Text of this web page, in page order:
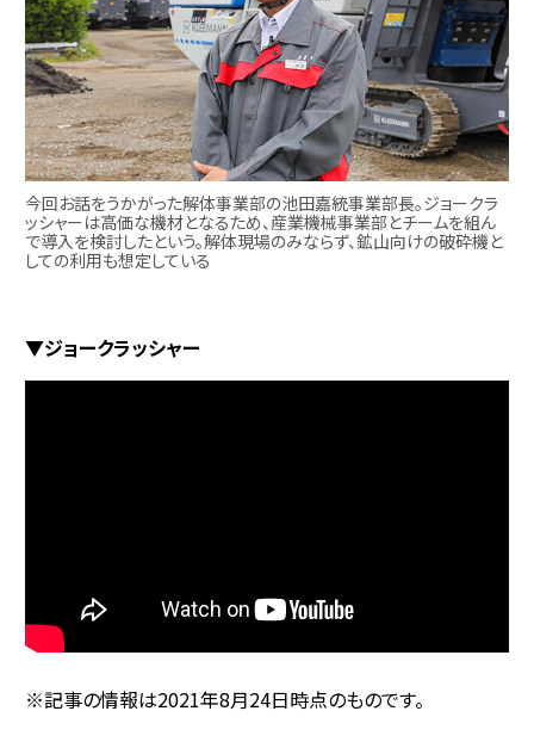
今回お話をうかがった解体事業部の池田嘉統事業部長。ジョークラ
ッシャーは高価な機材となるため、産業機械事業部とチームを組ん
で導入を検討したという。解体現場のみならず、鉱山向けの破砕機と
しての利用も想定している
▼ジョークラッシャー
※記事の情報は2021年8月24日時点のものです。